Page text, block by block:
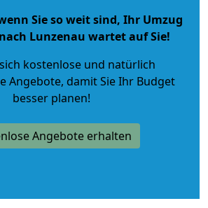
Sie so weit sind, Ihr Umzug
Lunzenau wartet auf Sie!
kostenlose und natürlich
Angebote, damit Sie Ihr Budget
besser planen!
Angebote erhalten